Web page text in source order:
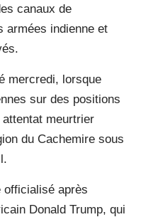
canaux de
armées indienne et
mercredi, lorsque
sur des positions
meurtrier
du Cachemire sous
officialisé après
Donald Trump, qui